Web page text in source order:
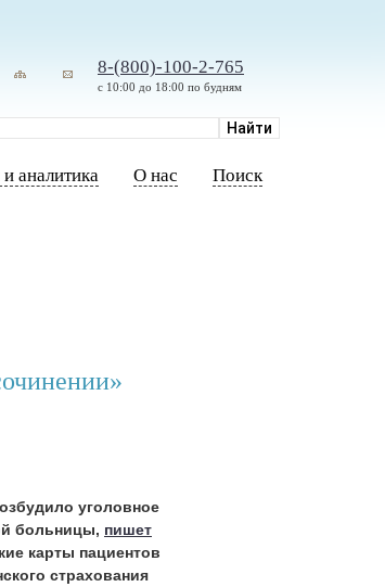
8-(800)-100-2-765
с 10:00 до 18:00 по будням
аналитика О нас Поиск
уголовное
больницы, пишет
карты пациентов
страхования